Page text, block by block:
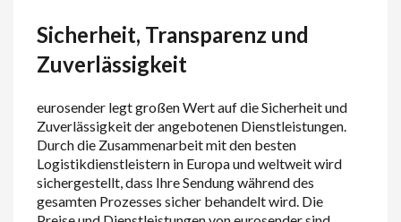
Sicherheit, Transparenz und
Zuverlässigkeit
eurosender legt großen Wert auf die Sicherheit und
Zuverlässigkeit der angebotenen Dienstleistungen.
Durch die Zusammenarbeit mit den besten
Logistikdienstleistern in Europa und weltweit wird
sichergestellt, dass Ihre Sendung während des
gesamten Prozesses sicher behandelt wird. Die